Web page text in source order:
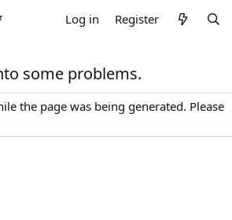
Log in Register
some problems.
the page was being generated. Please